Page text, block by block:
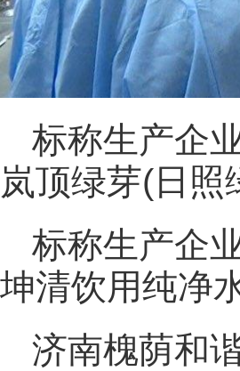
标称生产企
岚顶绿芽(日照
标称生产企
坤清饮用纯净
济南槐荫和